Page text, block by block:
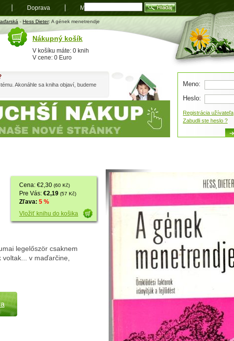
- Hess Dieter: A gének menetrendje
Cena: €2,30 (60 Kč)
Pre Vás: €2,19 (57 Kč)
Zľava: 5 %
Vložiť knihu do košika
legelőször csaknem
voltak... v maďarčine,
Akonáhle sa kniha objaví, budeme
Meno:
Heslo:
Registrácia užívateľa
Zabudli ste heslo ?
Nákupný košík
V košíku máte: 0 knih
V cene: 0 Euro
Doprava Mapa